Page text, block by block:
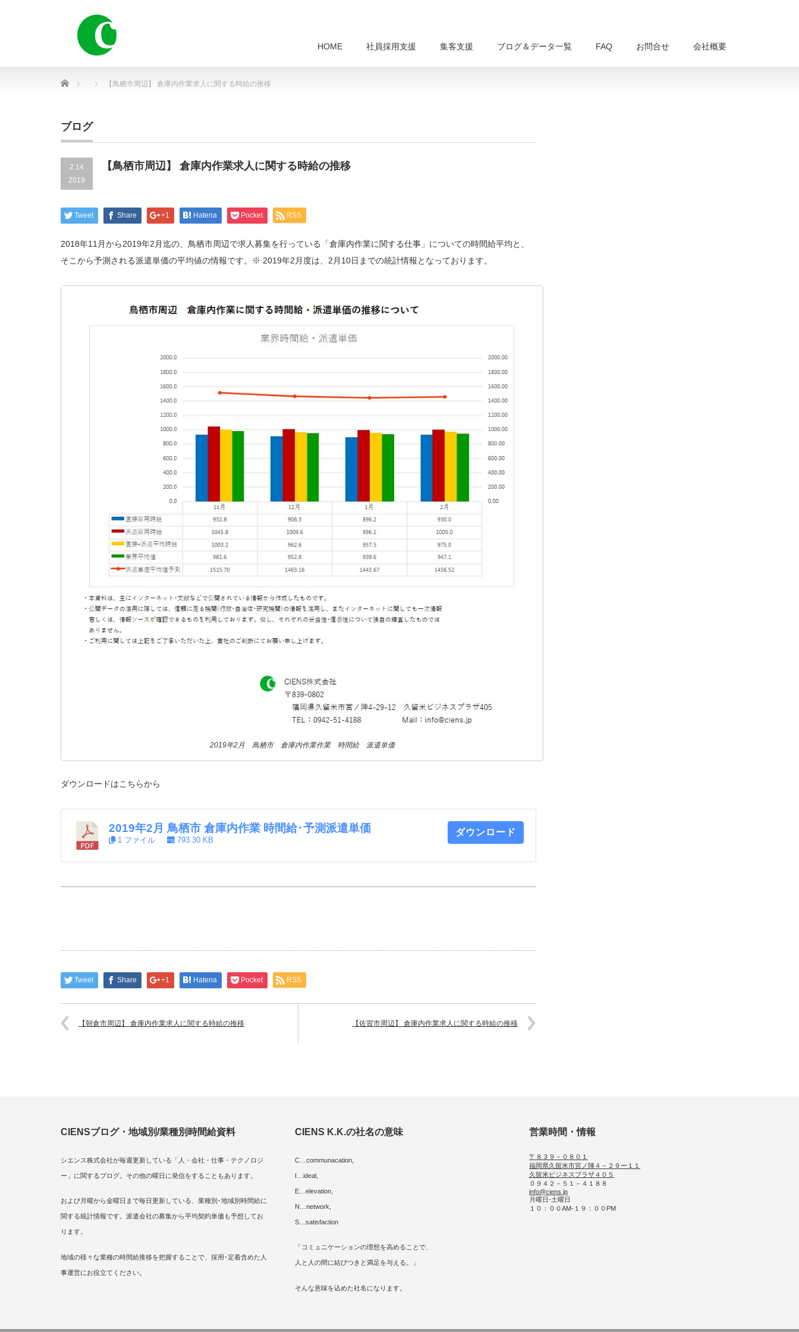
HOME 社員採用支援 集客支援 ブログ＆データ一覧 FAQ お問合せ 会社概要
Home 【鳥栖市周辺】 倉庫内作業求人に関する時給の推移
ブログ
2.14
2019
【鳥栖市周辺】 倉庫内作業求人に関する時給の推移
Tweet Share +1 Hatena Pocket RSS
2018年11月から2019年2月迄の、鳥栖市周辺で求人募集を行っている「倉庫内作業に関する仕事」についての時間給平均と、
そこから予測される派遣単価の平均値の情報です。※ 2019年2月度は、2月10日までの統計情報となっております。
2019年2月 鳥栖市 倉庫内作業作業 時間給 派遣単価
ダウンロードはこちらから
2019年2月 鳥栖市 倉庫内作業 時間給･予測派遣単価
1 ファイル 793.30 KB
ダウンロード
Tweet Share +1 Hatena Pocket RSS
【朝倉市周辺】 倉庫内作業求人に関する時給の推移 【佐賀市周辺】 倉庫内作業求人に関する時給の推移
CIENSブログ・地域別/業種別時間給資料
シエンス株式会社が毎週更新している「人・会社・仕事・テクノロジ
ー」に関するブログ。その他の曜日に発信をすることもあります。
および月曜から金曜日まで毎日更新している、業種別･地域別時間給に
関する統計情報です。派遣会社の募集から平均契約単価も予想してお
ります。
地域の様々な業種の時間給推移を把握することで、採用･定着含めた人
事運営にお役立てください。
CIENS K.K.の社名の意味
C…communacation,
I…ideal,
E…elevation,
N…network,
S…satisfaction
「コミュニケーションの理想を高めることで、
人と人の間に結びつきと満足を与える。」
そんな意味を込めた社名になります。
営業時間・情報
〒８３９－０８０１
福岡県久留米市宮ノ陣４－２９ー１１
久留米ビジネスプラザ４０５
０９４２－５１－４１８８
info@ciens.jp
月曜日-土曜日
１０：００AM-１９：００PM